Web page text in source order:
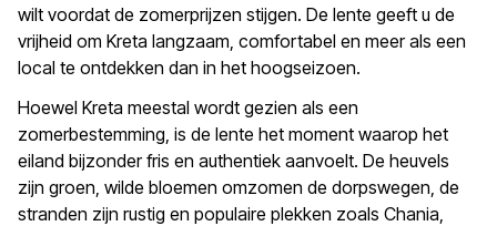
wilt voordat de zomerprijzen stijgen. De lente geeft u de
vrijheid om Kreta langzaam, comfortabel en meer als een
local te ontdekken dan in het hoogseizoen.
Hoewel Kreta meestal wordt gezien als een
zomerbestemming, is de lente het moment waarop het
eiland bijzonder fris en authentiek aanvoelt. De heuvels
zijn groen, wilde bloemen omzomen de dorpswegen, de
stranden zijn rustig en populaire plekken zoals Chania,